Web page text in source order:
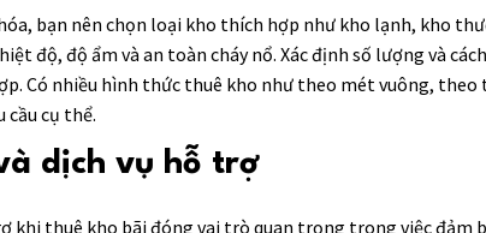
bạn nên chọn loại kho thích hợp như kho lạnh, kho
độ, độ ẩm và an toàn cháy nổ. Xác định số lượng và
Có nhiều hình thức thuê kho như theo mét vuông,
cầu cụ thể.
dịch vụ hỗ trợ
khi thuê kho bãi đóng vai trò quan trọng trong việc đảm